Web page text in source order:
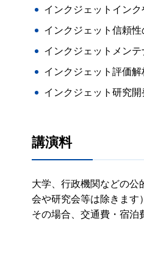
インクジェットイン
インクジェット信頼
インクジェットメン
インクジェット評価
インクジェット研究
講演料
大学、行政機関などの公
会や研究会等は除きます
その場合、交通費・宿泊